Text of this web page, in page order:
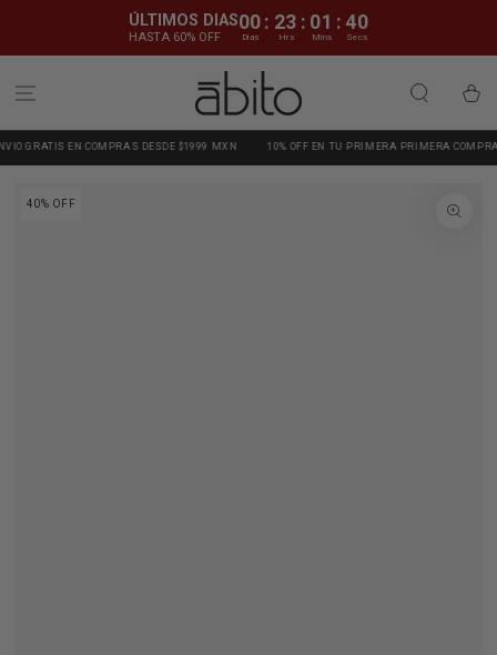
IR AL CONTENIDO ÚLTIMOS DIAS
HASTA 60% OFF
00 : 23
Carrito
EN COMPRAS DESDE $1999 MXN 10% OFF EN TU PRIMERA PRIMERA COMPRA |
40% OFF
INFORMACIÓN DEL